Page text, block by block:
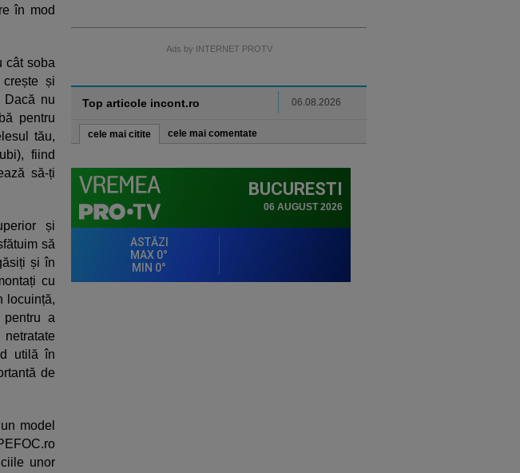
în mod
cât soba
și
Dacă nu
pentru
tău,
fiind
să-ți
și
să
și în
cu
locuință,
a
utilă în
de
model
unor
Ads by INTERNET PROTV
Top articole incont.ro 06.08.2026
cele mai citite cele mai comentate